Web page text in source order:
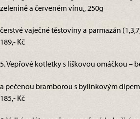
zelenině a červeném vínu,, 250g
čerstvé vaječné těstoviny a parmazán
189,- Kč
5. Vepřové kotletky s liškovou omáčkou –
a pečenou bramborou s bylinkovým dipem
185,- Kč